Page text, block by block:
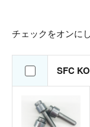
チェックをオンに
SFC